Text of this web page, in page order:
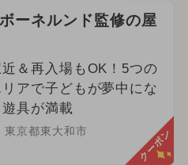
ーネルンド監修の屋
＆再入場もOK！5つの
リアで子どもが夢中にな
遊具が満載
東京都東大和市 クーポン